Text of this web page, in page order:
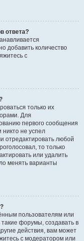
ответа?
добавить количество
с
только их
Для
первого сообщения
никто не успел
отредактировать любой
то только
или удалить
менять варианты
пользователям или
форумы, создавать в
действия, вам может
с модератором или